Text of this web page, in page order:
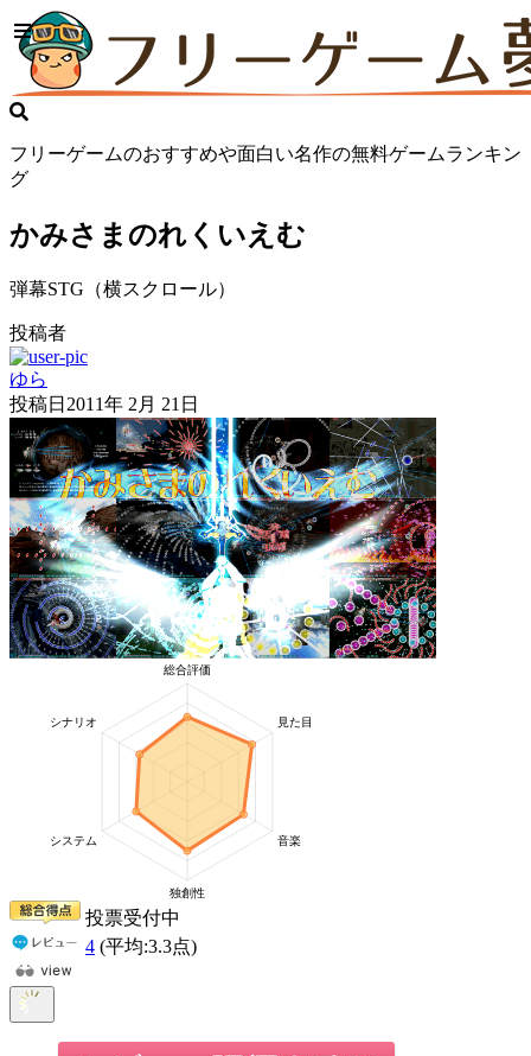
フリーゲームのおすすめや面白い名作の無料ゲームランキン
グ
かみさまのれくいえむ
弾幕STG（横スクロール）
投稿者
ゆら
投稿日 2011年 2月 21日
投票受付中
4 (平均:3.3点)